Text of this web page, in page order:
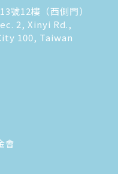
號12樓（西側門）
2, Xinyi Rd.,
100, Taiwan
會